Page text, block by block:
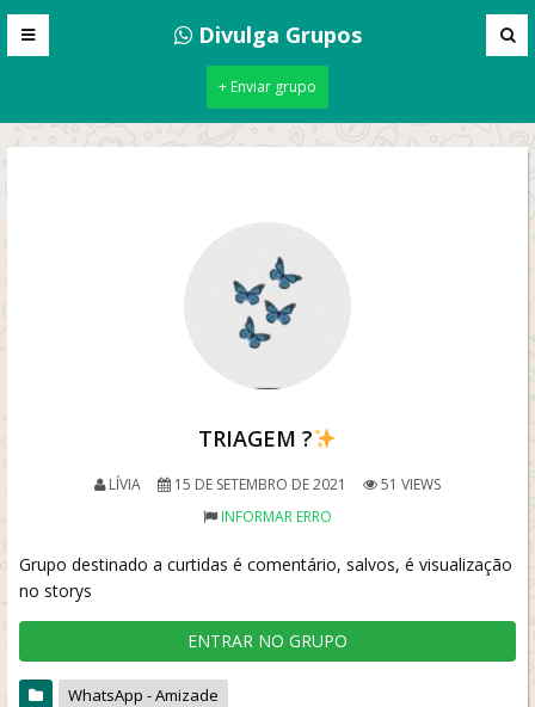
Divulga Grupos
+ Enviar grupo
TRIAGEM ?
LÍVIA 15 DE SETEMBRO DE 2021
51 VIEWS
INFORMAR ERRO
Grupo destinado a curtidas é comentário, salvos, é visualização
no storys
ENTRAR NO GRUPO
WhatsApp - Amizade